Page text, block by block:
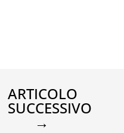
ARTICOLO
SUCCESSIVO
→